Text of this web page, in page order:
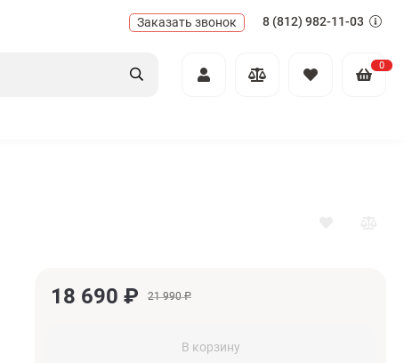
Заказать звонок 8 (812) 982-11-03
0
18 690 ₽ 21 990₽
В корзину